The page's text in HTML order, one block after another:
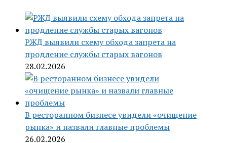
РЖД выявили схему обхода запрета на
продление службы старых вагонов
28.02.2026
В ресторанном бизнесе увидели «очищение
рынка» и назвали главные проблемы
26.02.2026